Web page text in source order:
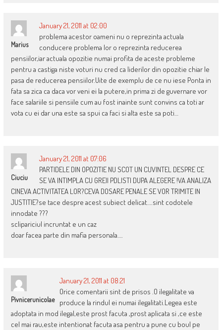
Marius
January 21, 2011 at 02:00
problema acestor oameni nu o reprezinta actuala
conducere problema lor o reprezinta reducerea
pensiilor,iar actuala opozitie numai profita de aceste probleme
pentru a castiga niste voturi nu cred ca liderilor din opozitie chiar le
pasa de reducerea pensiilor.Uite de exemplu de ce nu iese Ponta in
fata sa zica ca daca vor veni ei la putere,in prima zi de guvernare vor
face salariile si pensiile cum au fost inainte sunt convins ca toti ar
vota cu ei dar una este sa spui ca faci si alta este sa poti…
Ciuciu
January 21, 2011 at 07:06
PARTIDELE DIN OPOZITIE NU SCOT UN CUVINTEL DESPRE CE
SE VA INTIMPLA CU GREII PDLISTI DUPA ALEGERE !VA ANALIZA
CINEVA ACTIVITATEA LOR?CEVA DOSARE PENALE SE VOR TRIMITE IN
JUSTITIE?se tace despre acest subiect delicat….sint codotele
innodate ???
sclipariciul incruntat e un caz
doar facea parte din mafia personala….
Pivnicerunicolae
January 21, 2011 at 08:21
Orice comentarii sint de prisos .O ilegalitate va
produce la rindul ei numai ilegalitati.Legea este
adoptata in mod ilegal,este prost facuta ,prost aplicata si ,ce este
cel mai rau,este intentionat facuta asa pentru a pune cu boul pe